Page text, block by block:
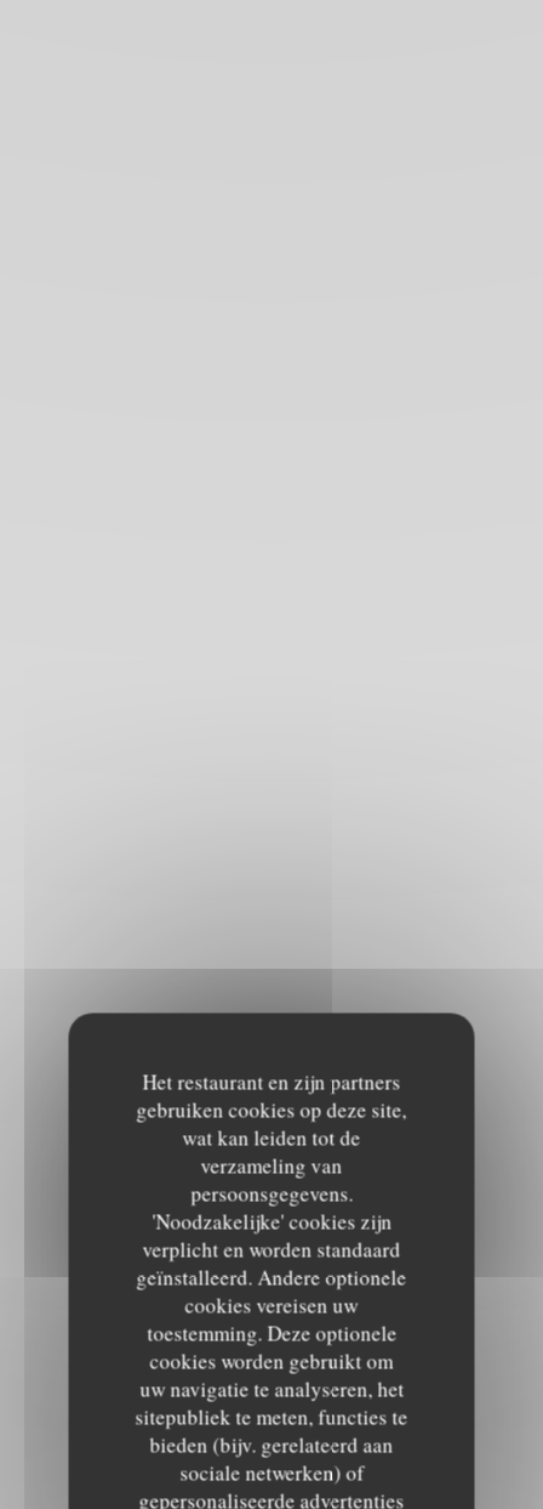
Het restaurant en zijn partners
gebruiken cookies op deze site,
wat kan leiden tot de
verzameling van
persoonsgegevens.
'Noodzakelijke' cookies zijn
verplicht en worden standaard
geïnstalleerd. Andere optionele
cookies vereisen uw
toestemming. Deze optionele
cookies worden gebruikt om
uw navigatie te analyseren, het
sitepubliek te meten, functies te
bieden (bijv. gerelateerd aan
sociale netwerken) of
gepersonaliseerde advertenties